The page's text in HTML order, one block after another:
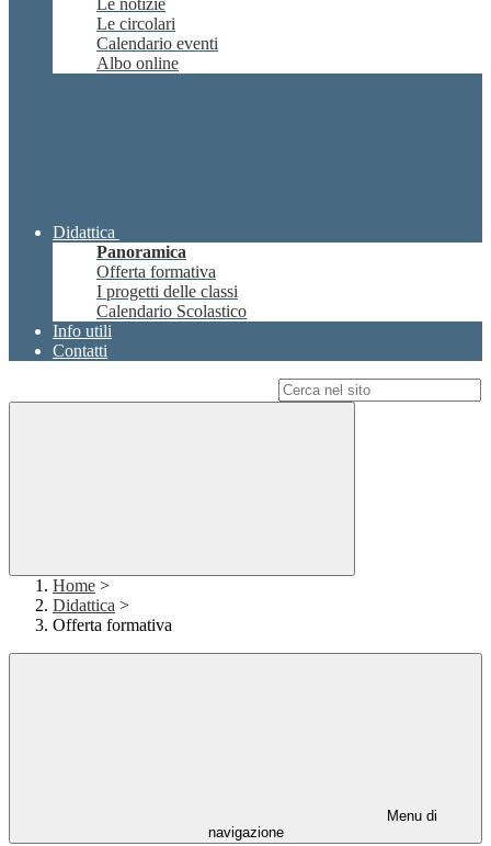
Le notizie
Le circolari
Calendario eventi
Albo online
Didattica
Panoramica
Offerta formativa
I progetti delle classi
Calendario Scolastico
Info utili
Contatti
Home >
Didattica >
Offerta formativa
Menu di
navigazione